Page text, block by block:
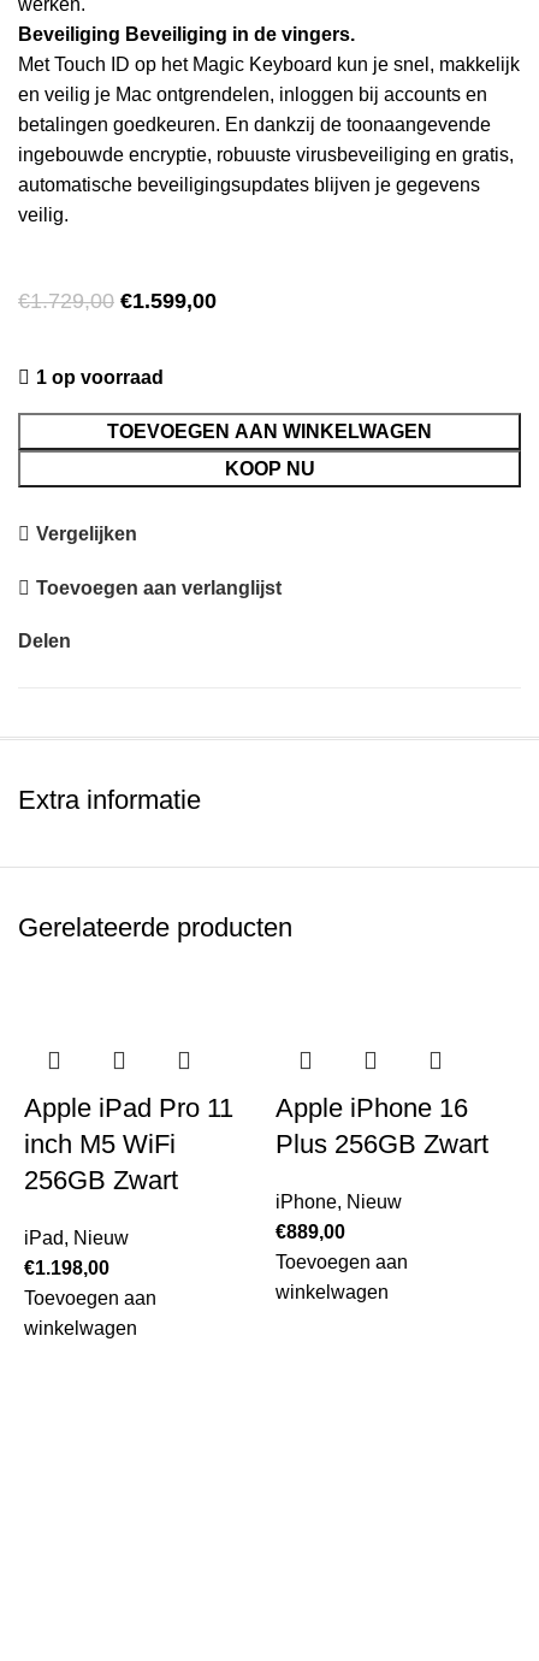
werken.
Beveiliging Beveiliging in de vingers.
Met Touch ID op het Magic Keyboard kun je snel, makkelijk
en veilig je Mac ontgrendelen, inloggen bij accounts en
betalingen goedkeuren. En dankzij de toonaangevende
ingebouwde encryptie, robuuste virus­beveiliging en gratis,
automatische beveiligings­updates blijven je gegevens
veilig.
€1.729,00 €1.599,00
1 op voorraad
TOEVOEGEN AAN WINKELWAGEN
KOOP NU
Vergelijken
Toevoegen aan verlanglijst
Delen
Extra informatie
Gerelateerde producten
Apple iPad Pro 11
inch M5 WiFi
256GB Zwart
iPad, Nieuw
€1.198,00
Toevoegen aan
winkelwagen
Apple iPhone 16
Plus 256GB Zwart
iPhone, Nieuw
€889,00
Toevoegen aan
winkelwagen